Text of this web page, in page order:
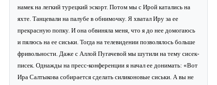
намек на легкий турецкий эскорт. Потом мы с Ирой катались на
яхте. Танцевали на палубе в обнимочку. Я хватал Иру за ее
прекрасную попку. И она обвиняла меня, что я до нее домогаюсь
и пялюсь на ее сиськи. Тогда на телевидении позволялось больше
фривольности. Даже с Аллой Пугачевой мы шутили на тему сисек-
писек. Однажды на пресс-конференции я начал ее донимать: «Вот
Ира Салтыкова собирается сделать силиконовые сиськи. А вы не